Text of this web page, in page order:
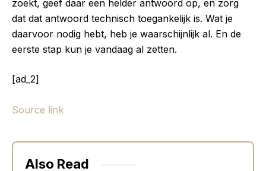
zoekt, geef daar een helder antwoord op, en zorg
dat dat antwoord technisch toegankelijk is. Wat je
daarvoor nodig hebt, heb je waarschijnlijk al. En de
eerste stap kun je vandaag al zetten.
[ad_2]
Source link
Also Read